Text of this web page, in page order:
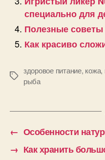
специально для
Полезные
Как красиво
Позначки
здоровое питание, кожа,
рыба
← Особенности
→ Как хранить